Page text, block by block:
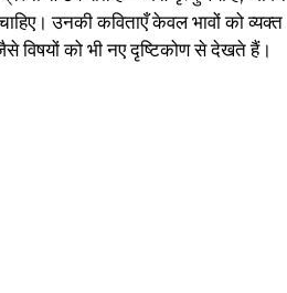
उनकी कविताएँ केवल भावों को व्यक्त
विषयों को भी नए दृष्टिकोण से देखते हैं।